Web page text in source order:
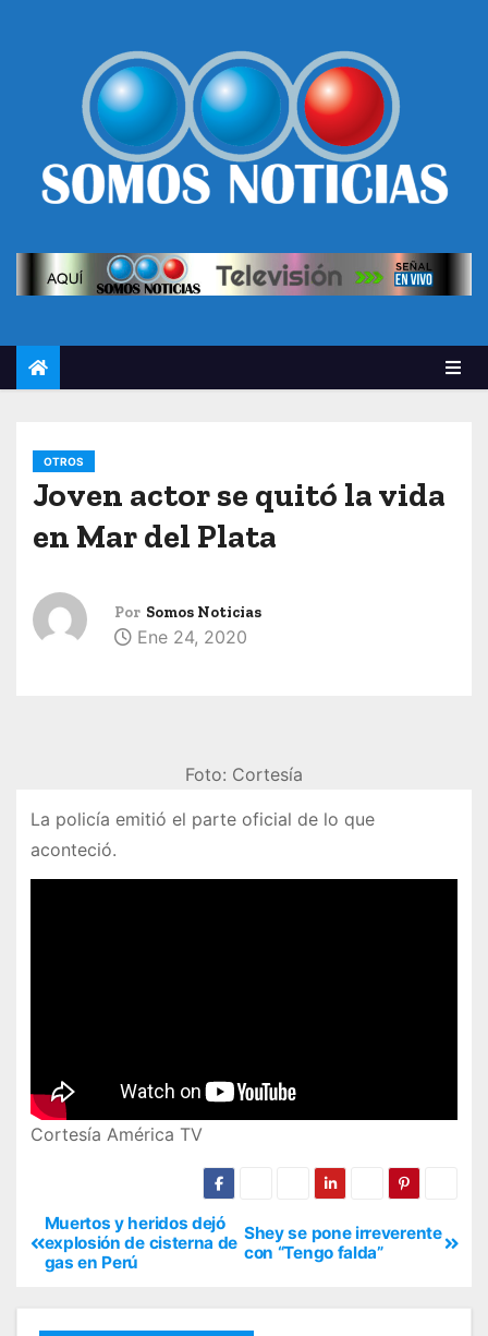
OTROS
Joven actor se quitó la vida
en Mar del Plata
Por Somos Noticias
Ene 24, 2020
Foto: Cortesía
La policía emitió el parte oficial de lo que
aconteció.
Cortesía América TV
Shey se pone irreverente
con “Tengo falda”
Muertos y heridos dejó
explosión de cisterna de
gas en Perú